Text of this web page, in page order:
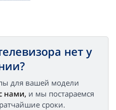
нет у
для вашей модели
нами, и мы постараемся
сроки.